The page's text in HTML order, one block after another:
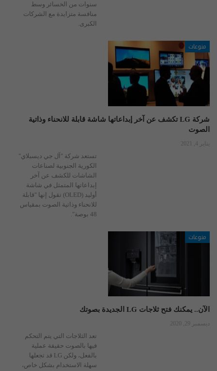
سنوات من الخسائر وسط
منافسة متزايدة مع الشركات
الكبرى.
منوعات
شركة LG تكشف عن آخر إبداعاتها شاشة قابلة للانحناء وذاتية
الصوت
يناير 4, 2021
تستعد شركة "آل جي ديسبلاي"
الكورية الجنوبية لصناعات
الشاشات للكشف عن آخر
إبداعاتها المتمثل في شاشة
أوليد (OLED) تقول إنها "قابلة
للانحناء وذاتية الصوت بمقياس
48 بوصة".
منوعات
الآن.. يمكنك فتح ثلاجات LG الجديدة بصوتك
ديسمبر 29, 2020
تعد الثلاجات التي يتم التحكم
فيها بالصوت حقيقة عملية
بالفعل، ولكن LG قد تجعلها
سهلة الاستخدام بشكل خاص،